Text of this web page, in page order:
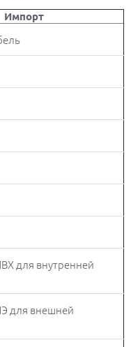
Импорт
для внутренней
для внешней